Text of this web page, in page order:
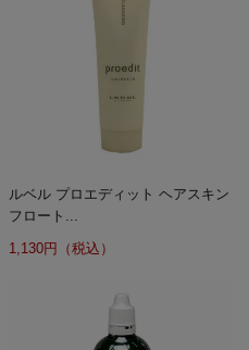
ルベル プロエディット ヘアスキン
フロート...
1,130円（税込）